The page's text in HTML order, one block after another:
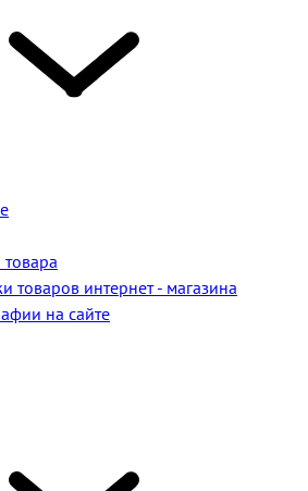
товаров интернет - магазина
на сайте